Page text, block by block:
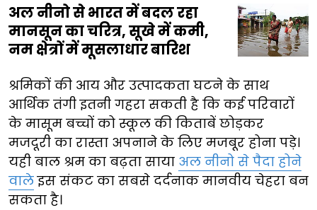
अल नीनो से भारत में बदल रहा
मानसून का चरित्र, सूखे में कमी,
नम क्षेत्रों में मूसलाधार बारिश
श्रमिकों की आय और उत्पादकता घटने के साथ
आर्थिक तंगी इतनी गहरा सकती है कि कई परिवारों
के मासूम बच्चों को स्कूल की किताबें छोड़कर
मजदूरी का रास्ता अपनाने के लिए मजबूर होना पड़े।
यही बाल श्रम का बढ़ता साया अल नीनो से पैदा होने
वालेइस संकट का सबसे दर्दनाक मानवीय चेहरा बन
सकता है।